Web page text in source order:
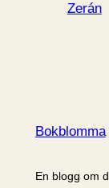
Zerán
Bokblomma
En blogg om